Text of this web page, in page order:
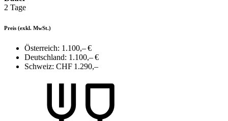
2 Tage
Preis (exkl. MwSt.)
Österreich: 1.100,– €
Deutschland: 1.100,– €
Schweiz: CHF 1.290,–